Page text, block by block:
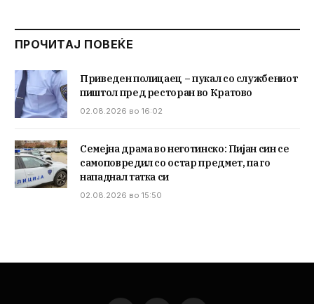
ПРОЧИТАЈ ПОВЕЌЕ
Приведен полицаец – пукал со службениот
пиштол пред ресторан во Кратово
02.08.2026 во 16:02
Семејна драма во неготинско: Пијан син се
самоповредил со остар предмет, па го
нападнал татка си
02.08.2026 во 15:50